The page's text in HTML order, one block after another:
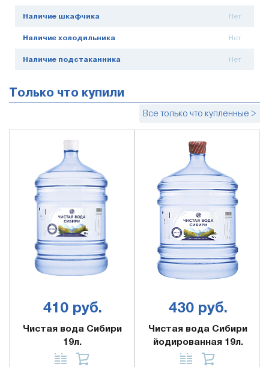
Наличие шкафчика Нет
Наличие холодильника Нет
Наличие подстаканника Нет
Только что купили
Все только что купленные >
410 руб.
Чистая вода Сибири
19л.
430 руб.
Чистая вода Сибири
йодированная 19л.